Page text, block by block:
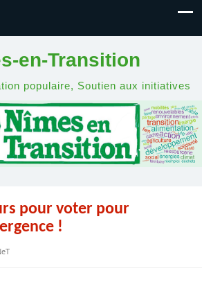
en-Transition
populaire, Soutien aux initiatives
pour voter pour
!